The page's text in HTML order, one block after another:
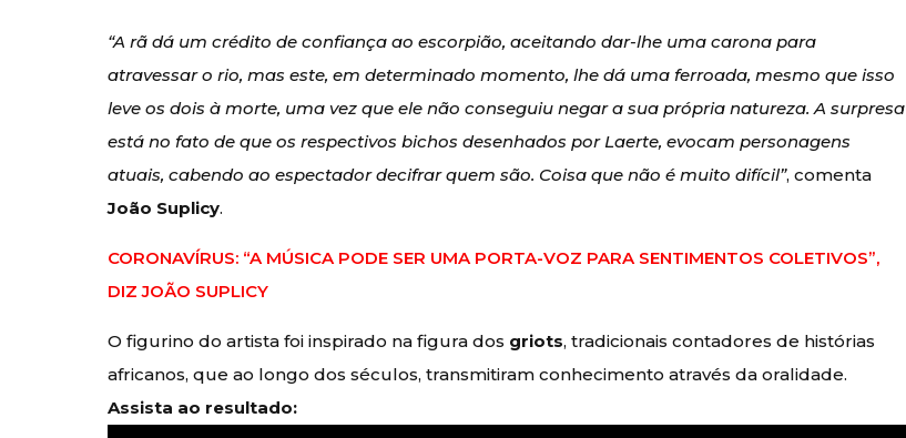
“A rã dá um crédito de confiança ao escorpião, aceitando dar-lhe uma carona para
atravessar o rio, mas este, em determinado momento, lhe dá uma ferroada, mesmo que isso
leve os dois à morte, uma vez que ele não conseguiu negar a sua própria natureza. A surpresa
está no fato de que os respectivos bichos desenhados por Laerte, evocam personagens
atuais, cabendo ao espectador decifrar quem são. Coisa que não é muito difícil”, comenta
João Suplicy.
CORONAVÍRUS: “A MÚSICA PODE SER UMA PORTA-VOZ PARA SENTIMENTOS COLETIVOS”,
DIZ JOÃO SUPLICY
O figurino do artista foi inspirado na figura dos griots, tradicionais contadores de histórias
africanos, que ao longo dos séculos, transmitiram conhecimento através da oralidade.
Assista ao resultado: